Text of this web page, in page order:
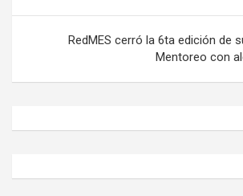
entradas
RedMES cerró la 6ta edición de
Mentoreo con